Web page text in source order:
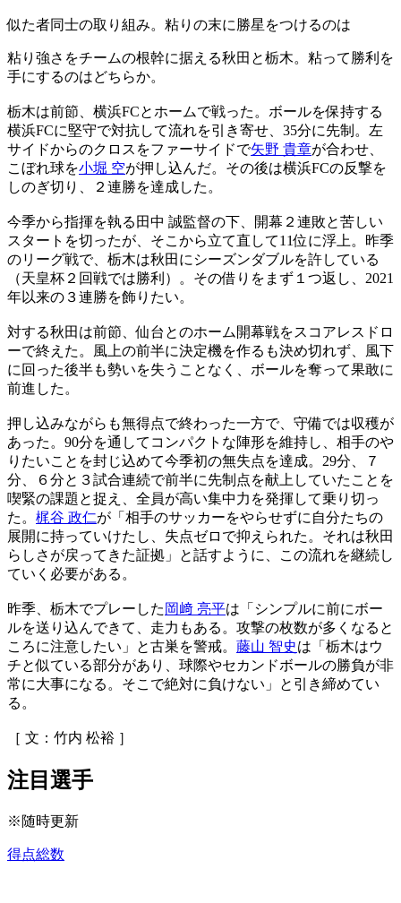
似た者同士の取り組み。粘りの末に勝星をつけるのは
粘り強さをチームの根幹に据える秋田と栃木。粘って勝利を
手にするのはどちらか。
栃木は前節、横浜FCとホームで戦った。ボールを保持する
横浜FCに堅守で対抗して流れを引き寄せ、35分に先制。左
サイドからのクロスをファーサイドで矢野 貴章が合わせ、
こぼれ球を小堀 空が押し込んだ。その後は横浜FCの反撃を
しのぎ切り、２連勝を達成した。
今季から指揮を執る田中 誠監督の下、開幕２連敗と苦しい
スタートを切ったが、そこから立て直して11位に浮上。昨季
のリーグ戦で、栃木は秋田にシーズンダブルを許している
（天皇杯２回戦では勝利）。その借りをまず１つ返し、2021
年以来の３連勝を飾りたい。
対する秋田は前節、仙台とのホーム開幕戦をスコアレスドロ
ーで終えた。風上の前半に決定機を作るも決め切れず、風下
に回った後半も勢いを失うことなく、ボールを奪って果敢に
前進した。
押し込みながらも無得点で終わった一方で、守備では収穫が
あった。90分を通してコンパクトな陣形を維持し、相手のや
りたいことを封じ込めて今季初の無失点を達成。29分、７
分、６分と３試合連続で前半に先制点を献上していたことを
喫緊の課題と捉え、全員が高い集中力を発揮して乗り切っ
た。 梶谷 政仁が「相手のサッカーをやらせずに自分たちの
展開に持っていけたし、失点ゼロで抑えられた。それは秋田
らしさが戻ってきた証拠」と話すように、この流れを継続し
ていく必要がある。
昨季、栃木でプレーした 岡﨑 亮平は「シンプルに前にボー
ルを送り込んできて、走力もある。攻撃の枚数が多くなると
ころに注意したい」と古巣を警戒。 藤山 智史は「栃木はウ
チと似ている部分があり、球際やセカンドボールの勝負が非
常に大事になる。そこで絶対に負けない」と引き締めてい
る。
［ 文：竹内 松裕 ］
注目選手
※随時更新
得点総数